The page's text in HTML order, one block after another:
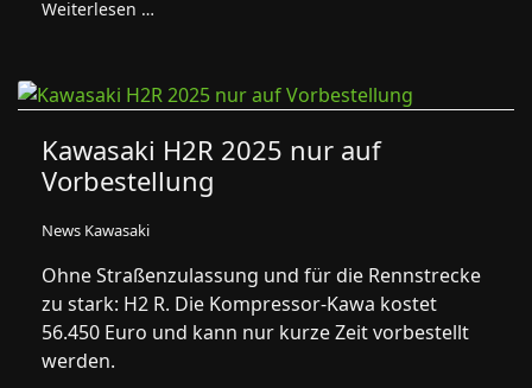
Weiterlesen …
Kawasaki H2R 2025 nur auf
Vorbestellung
News Kawasaki
Ohne Straßenzulassung und für die Rennstrecke
zu stark: H2 R. Die Kompressor-Kawa kostet
56.450 Euro und kann nur kurze Zeit vorbestellt
werden.